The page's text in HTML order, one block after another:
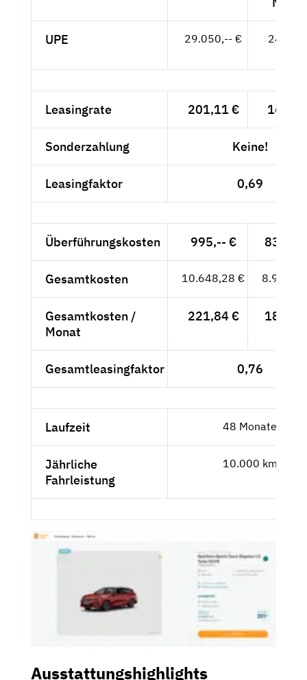
UPE 29.050,-- €
Leasingrate 201,11 € 169,--
Sonderzahlung Keine!
Leasingfaktor 0,69
Überführungskosten 995,-- €
Gesamtkosten 10.648,28 €
Gesamtkosten /
Monat
221,84 €
Gesamtleasingfaktor 0,76
Laufzeit 48 Monate
Jährliche
Fahrleistung
10.000 km
Ausstattungshighlights